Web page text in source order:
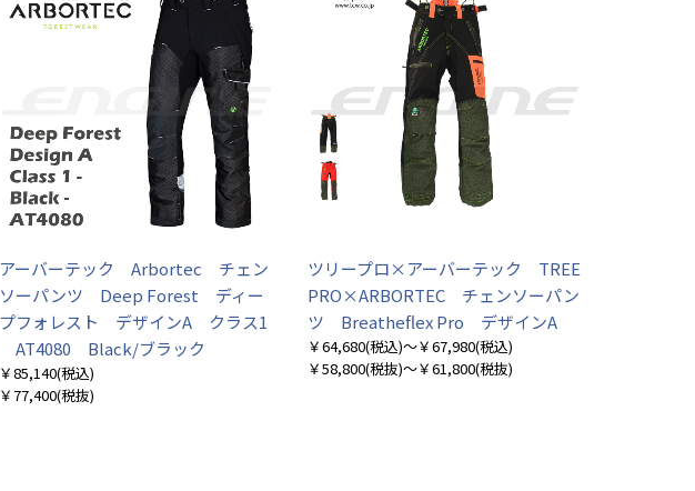
アーバーテック Arbortec チェン
ソーパンツ Deep Forest ディー
プフォレスト デザインA クラス1
AT4080 Black/ブラック
￥85,140(税込)
￥77,400(税抜)
ツリープロ×アーバーテック TREE
PRO×ARBORTEC チェンソーパン
ツ Breatheflex Pro デザインA
￥64,680(税込)～￥67,980(税込)
￥58,800(税抜)～￥61,800(税抜)